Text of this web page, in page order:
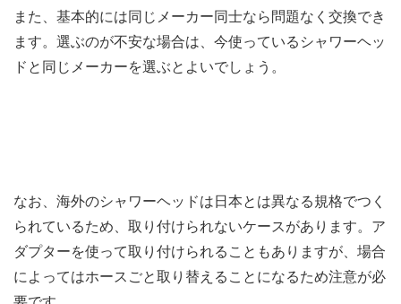
また、基本的には同じメーカー同士なら問題なく交換でき
ます。選ぶのが不安な場合は、今使っているシャワーヘッ
ドと同じメーカーを選ぶとよいでしょう。
なお、海外のシャワーヘッドは日本とは異なる規格でつく
られているため、取り付けられないケースがあります。ア
ダプターを使って取り付けられることもありますが、場合
によってはホースごと取り替えることになるため注意が必